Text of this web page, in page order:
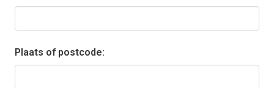
Plaats of postcode: